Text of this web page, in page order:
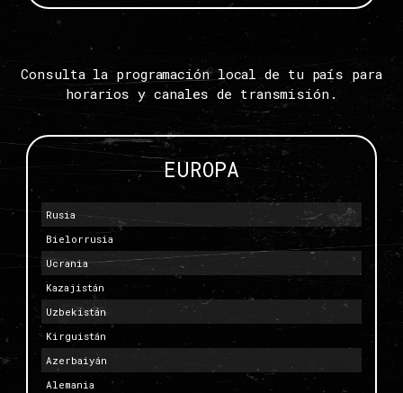
Consulta la programación local de tu país para
horarios y canales de transmisión.
EUROPA
Rusia
Bielorrusia
Ucrania
Kazajistán
Uzbekistán
Kirguistán
Azerbaiyán
Alemania